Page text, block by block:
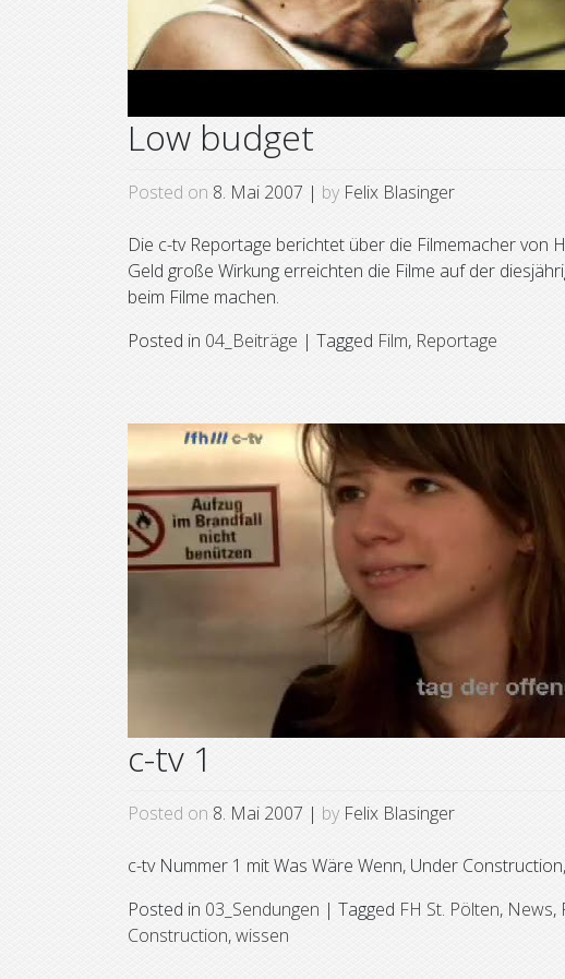
Low budget
Posted on 8. Mai 2007 | by Felix Blasinger
Die c-tv Reportage berichtet über die Filmemacher von
Geld große Wirkung erreichten die Filme auf der
beim Filme machen.
Posted in 04_Beiträge | Tagged Film, Reportage
c-tv 1
Posted on 8. Mai 2007 | by Felix Blasinger
c-tv Nummer 1 mit Was Wäre Wenn, Under
Posted in 03_Sendungen | Tagged FH St. Pölten, News,
Construction,wissen